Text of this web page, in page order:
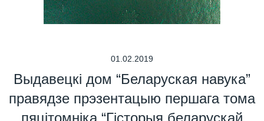
01.02.2019
Выдавецкі дом “Беларуская навука”
правядзе прэзентацыю першага тома
пяцітомніка “Гісторыя беларускай